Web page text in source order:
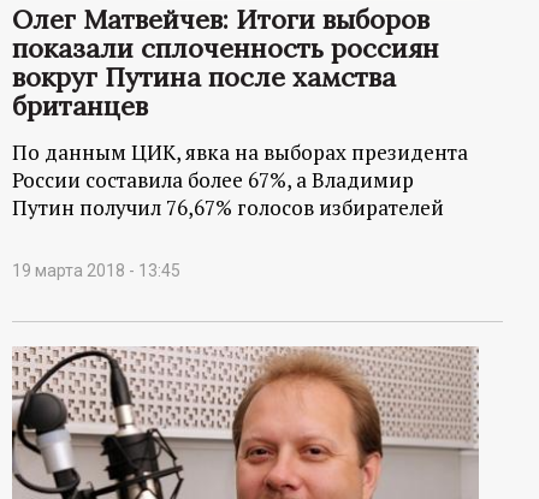
Олег Матвейчев: Итоги выборов
показали сплоченность россиян
вокруг Путина после хамства
британцев
По данным ЦИК, явка на выборах президента
России составила более 67%, а Владимир
Путин получил 76,67% голосов избирателей
19 марта 2018 - 13:45